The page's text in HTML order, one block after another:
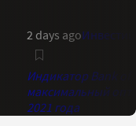
2 days ago
Индикатор Bank of
максимальный
2021 года